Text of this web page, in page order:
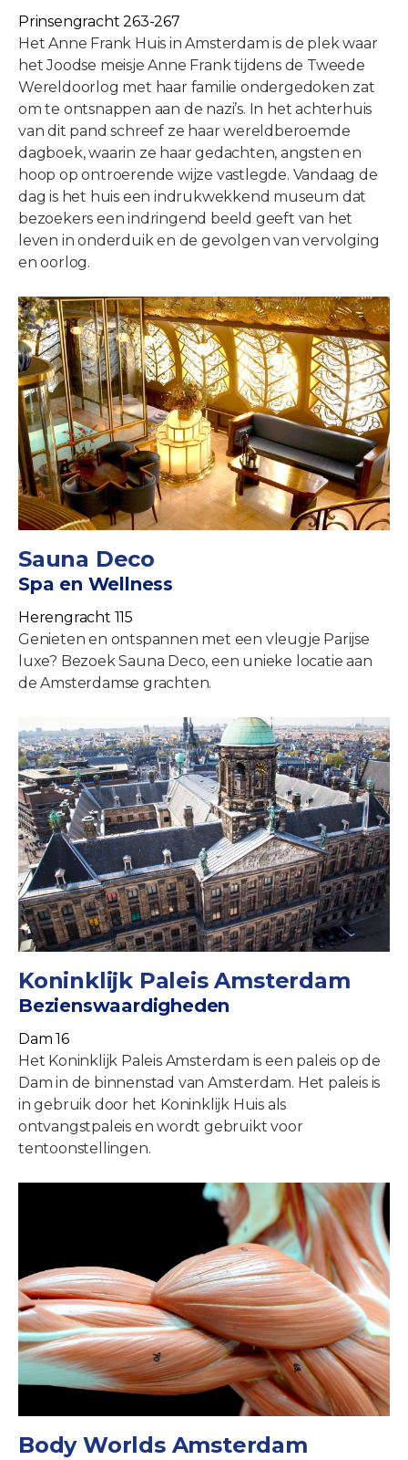
Prinsengracht 263-267
Het Anne Frank Huis in Amsterdam is de plek waar
het Joodse meisje Anne Frank tijdens de Tweede
Wereldoorlog met haar familie ondergedoken zat
om te ontsnappen aan de nazi’s. In het achterhuis
van dit pand schreef ze haar wereldberoemde
dagboek, waarin ze haar gedachten, angsten en
hoop op ontroerende wijze vastlegde. Vandaag de
dag is het huis een indrukwekkend museum dat
bezoekers een indringend beeld geeft van het
leven in onderduik en de gevolgen van vervolging
en oorlog.
Sauna Deco
Spa en Wellness
Herengracht 115
Genieten en ontspannen met een vleugje Parijse
luxe? Bezoek Sauna Deco, een unieke locatie aan
de Amsterdamse grachten.
Koninklijk Paleis Amsterdam
Bezienswaardigheden
Dam 16
Het Koninklijk Paleis Amsterdam is een paleis op de
Dam in de binnenstad van Amsterdam. Het paleis is
in gebruik door het Koninklijk Huis als
ontvangstpaleis en wordt gebruikt voor
tentoonstellingen.
Body Worlds Amsterdam